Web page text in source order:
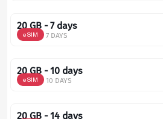
20 GB - 7 days
eSIM 7 DAYS
20 GB - 10 days
eSIM 10 DAYS
20 GB - 14 days